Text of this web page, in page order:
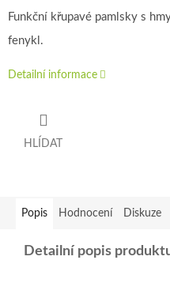
Funkční křupavé pamlsky s
fenykl.
Detailní informace
HLÍDAT
Popis Hodnocení Diskuze
Detailní popis